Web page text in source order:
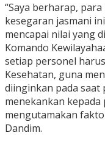
“Saya berharap,
kesegaran jasmani
mencapai nilai yang
Komando
setiap personel
Kesehatan, guna
diinginkan pada saat
menekankan
mengutamakan
Dandim.